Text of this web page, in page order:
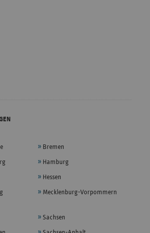
Bremen
Hamburg
Hessen
Mecklenburg-Vorpommern
Sachsen